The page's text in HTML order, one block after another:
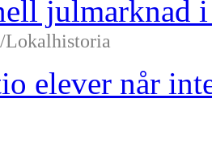
julmarknad
elever når